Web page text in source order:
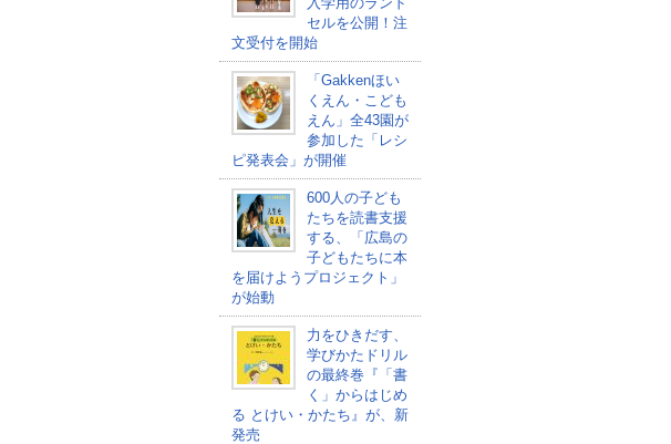
セルを公開！注
文受付を開始
「Gakkenほい
くえん・こども
えん」全43園が
参加した「レシ
ピ発表会」が開催
600人の子ども
たちを読書支援
する、「広島の
子どもたちに本
を届けようプロジェクト」
が始動
力をひきだす、
学びかたドリル
の最終巻『「書
く」からはじめ
る とけい・かたち』が、新
発売